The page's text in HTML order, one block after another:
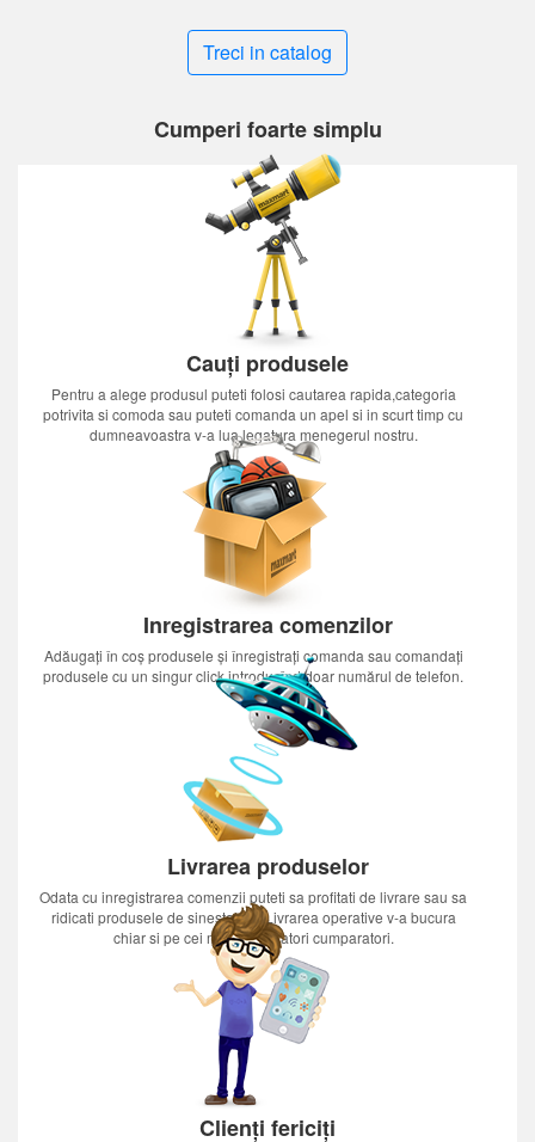
Treci in catalog
Cumperi foarte simplu
Cauți produsele
Pentru a alege produsul puteti folosi cautarea rapida,categoria
potrivita si comoda sau puteti comanda un apel si in scurt timp cu
dumneavoastra v-a lua legatura menegerul nostru.
Inregistrarea comenzilor
Adăugați în coș produsele și înregistrați comanda sau comandați
produsele cu un singur click introducînd doar numărul de telefon.
Livrarea produselor
Odata cu inregistrarea comenzii puteti sa profitati de livrare sau sa
ridicati produsele de sinestatator.Livrarea operative v-a bucura
chiar si pe cei mai nerabdatori cumparatori.
Clienți fericiți